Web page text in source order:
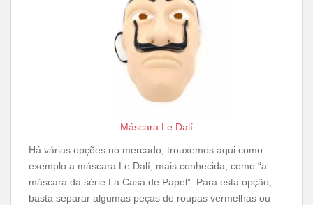
Máscara Le Dalí
Há várias opções no mercado, trouxemos aqui como
exemplo a máscara Le Dalí, mais conhecida, como “a
máscara da série La Casa de Papel”. Para esta opção,
basta separar algumas peças de roupas vermelhas ou